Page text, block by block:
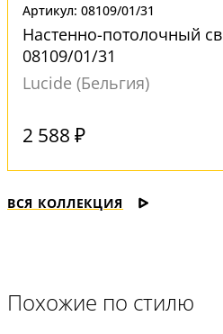
Артикул: 08109/01/31
Настенно-потолочный
08109/01/31
Lucide (Бельгия)
2 588 ₽
ВСЯ КОЛЛЕКЦИЯ
Похожие по стилю